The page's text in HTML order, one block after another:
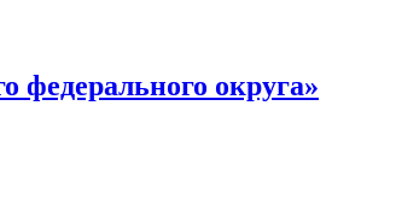
федерального округа»